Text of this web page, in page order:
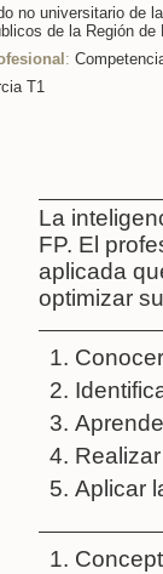
no universitario de
de la Región
:
T1
La
FP. El
aplicada
optimizar
Aplicar